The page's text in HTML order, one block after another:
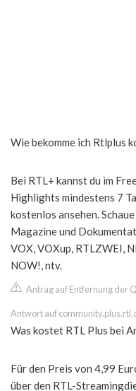
Wie bekomme ich Rtlplus
Bei RTL+ kannst du im
Highlights mindestens 7
kostenlos ansehen.
Magazine und
VOX, VOXup, RTLZWEI,
NOW!, ntv.
Antrag auf Entfernung der
Antwort auf
Was kostet RTL Plus bei
Für den Preis von 4,99
über den RTL-